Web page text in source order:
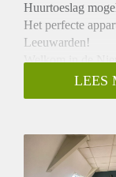
Huurtoeslag
Het perfecte
Leeuwarden!
Welkom in de
gelegen in de
appartement is
voorzieningen
om de hoek.
LEES